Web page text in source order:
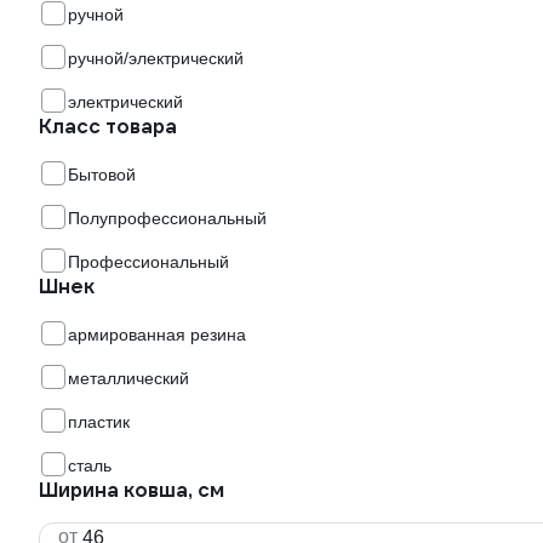
ручной
ручной/электрический
электрический
Класс товара
Бытовой
Полупрофессиональный
Профессиональный
Шнек
армированная резина
металлический
пластик
сталь
Ширина ковша, см
от